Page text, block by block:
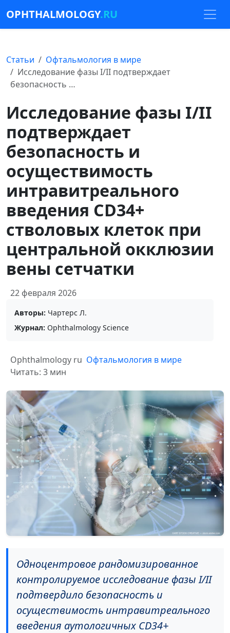
OPHTHALMOLOGY.RU
Статьи
Офтальмология в мире
Исследование фазы I/II подтверждает
безопасность …
Исследование фазы I/II
подтверждает
безопасность и
осуществимость
интравитреального
введения CD34+
стволовых клеток при
центральной окклюзии
вены сетчатки
22 февраля 2026
Авторы: Чартерс Л.
Журнал: Ophthalmology Science
Ophthalmology ru Офтальмология в мире
Читать: 3 мин
Одноцентровое рандомизированное
контролируемое исследование фазы I/II
подтвердило безопасность и
осуществимость интравитреального
введения аутологичных CD34+